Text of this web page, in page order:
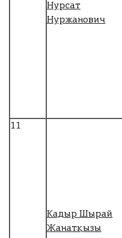
Нурсат
Нуржанович
11
Кадыр Шырай
Жанатқызы